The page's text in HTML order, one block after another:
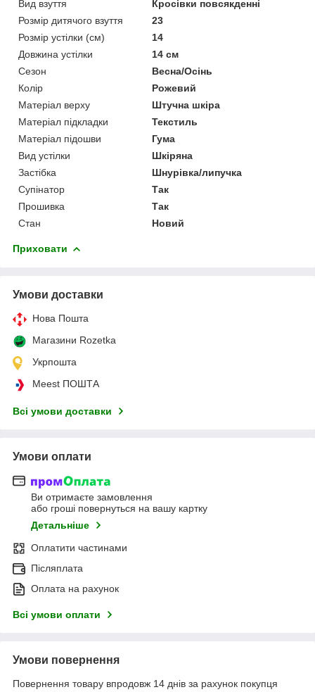
Вид взуття
Кросівки повсякденні
Розмір дитячого взуття
23
Розмір устілки (см)
14
Довжина устілки
14 см
Сезон
Весна/Осінь
Колір
Рожевий
Матеріал верху
Штучна шкіра
Матеріал підкладки
Текстиль
Матеріал підошви
Гума
Вид устілки
Шкіряна
Застібка
Шнурівка/липучка
Супінатор
Так
Прошивка
Так
Стан
Новий
Приховати
Умови доставки
Нова Пошта
Магазини Rozetka
Укрпошта
Meest ПОШТА
Всі умови доставки
Умови оплати
Ви отримаєте замовлення
або гроші повернуться на вашу картку
Детальніше
Оплатити частинами
Післяплата
Оплата на рахунок
Всі умови оплати
Умови повернення
Повернення товару впродовж 14 днів за рахунок покупця